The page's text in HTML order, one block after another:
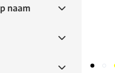
naam
naam
001 002